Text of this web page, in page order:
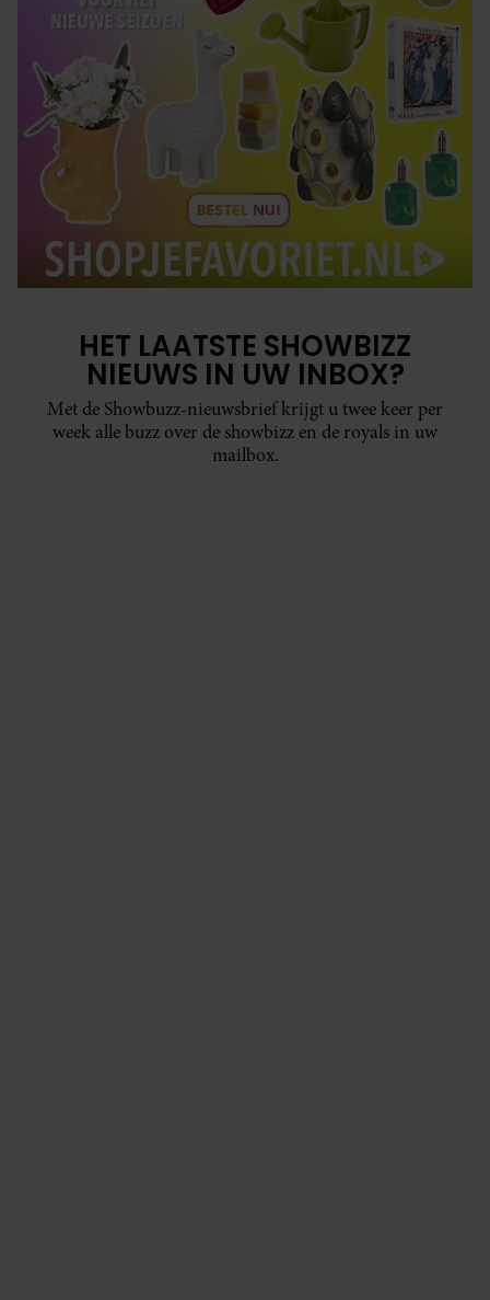
HET LAATSTE SHOWBIZZ
NIEUWS IN UW INBOX?
Met de Showbuzz-nieuwsbrief krijgt u twee keer per
week alle buzz over de showbizz en de royals in uw
mailbox.